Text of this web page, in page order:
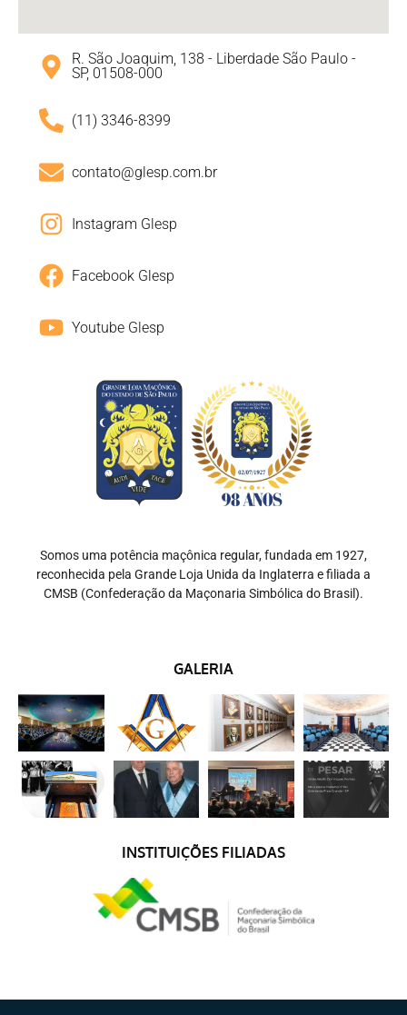
R. São Joaquim, 138 - Liberdade São Paulo -
SP, 01508-000
(11) 3346-8399
contato@glesp.com.br
Instagram Glesp
Facebook Glesp
Youtube Glesp
Somos uma potência maçônica regular, fundada em 1927,
reconhecida pela Grande Loja Unida da Inglaterra e filiada a
CMSB (Confederação da Maçonaria Simbólica do Brasil).
GALERIA
INSTITUIÇÕES FILIADAS